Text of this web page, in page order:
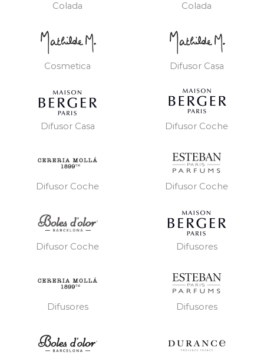
Colada Colada
Cosmetica Difusor Casa
Difusor Casa Difusor Coche
Difusor Coche Difusor Coche
Difusor Coche Difusores
Difusores Difusores